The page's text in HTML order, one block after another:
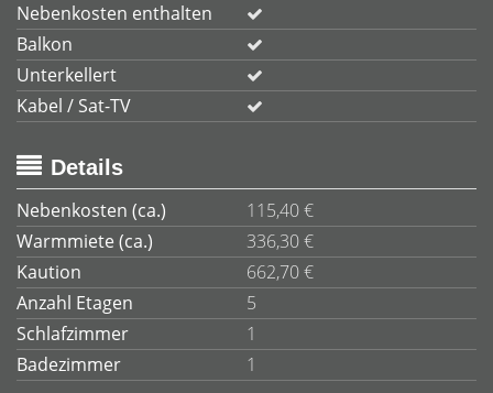
Nebenkosten enthalten
Balkon
Unterkellert
Kabel / Sat-TV
Details
Nebenkosten (ca.)
115,40 €
Warmmiete (ca.)
336,30 €
Kaution
662,70 €
Anzahl Etagen
5
Schlafzimmer
1
Badezimmer
1